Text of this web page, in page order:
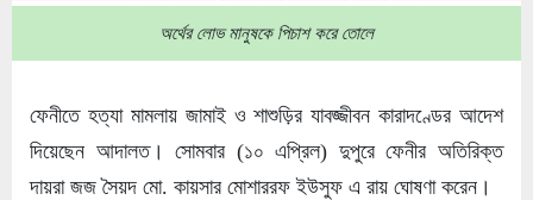
অর্থের লোভ মানুষকে পিচাশ করে তোলে
ফেনীতে হত্যা মামলায় জামাই ও শাশুড়ির যাবজ্জীবন কারাদণ্ডের আদেশ
দিয়েছেন আদালত। সোমবার (১০ এপ্রিল) দুপুরে ফেনীর অতিরিক্ত
দায়রা জজ সৈয়দ মো. কায়সার মোশাররফ ইউসুফ এ রায় ঘোষণা করেন।